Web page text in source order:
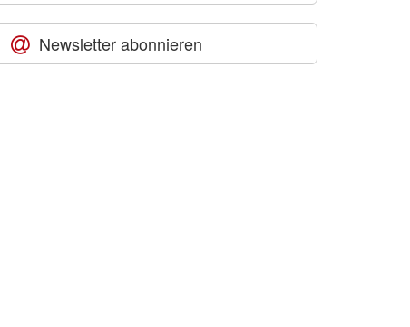
Newsletter abonnieren